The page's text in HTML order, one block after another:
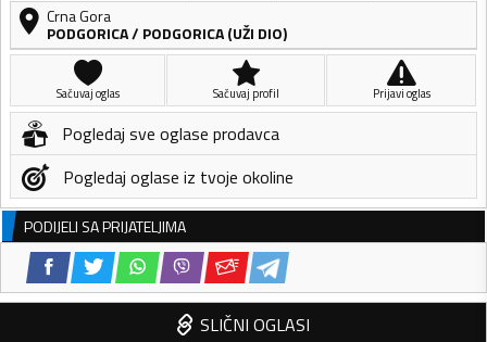
Crna Gora
PODGORICA/ PODGORICA (UŽI DIO)
Sačuvaj oglas Sačuvaj profil Prijavi oglas
Pogledaj sve oglase prodavca
Pogledaj oglase iz tvoje okoline
PODIJELI SA PRIJATELJIMA
SLIČNI OGLASI